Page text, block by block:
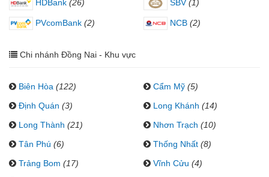
HDBank (26) SBV (1)
PVcomBank (2) NCB (2)
Chi nhánh Đồng Nai - Khu vực
Biên Hòa (122) Cẩm Mỹ (5)
Định Quán (3) Long Khánh (14)
Long Thành (21) Nhơn Trạch (10)
Tân Phú (6) Thống Nhất (8)
Trảng Bom (17) Vĩnh Cửu (4)